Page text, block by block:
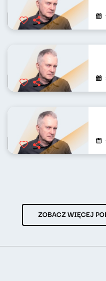
ZOBACZ WIĘCEJ